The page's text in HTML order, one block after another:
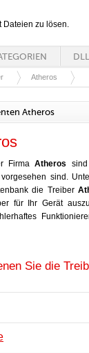
Dateien zu lösen.
Atheros
Atheros
FirmaAtheros
sind.
die Treiber
für Ihr Gerät
Sie die